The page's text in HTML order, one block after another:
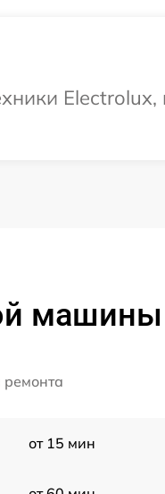
Electrolux,
машины
от 15 мин